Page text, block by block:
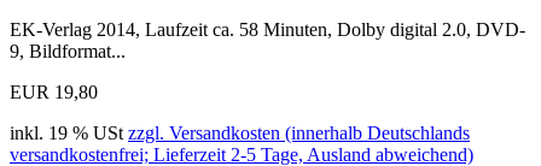
EK-Verlag 2014, Laufzeit ca. 58 Minuten, Dolby digital 2.0, DVD-
9, Bildformat...
EUR 19,80
inkl. 19 % USt zzgl. Versandkosten (innerhalb Deutschlands
versandkostenfrei; Lieferzeit 2-5 Tage, Ausland abweichend)